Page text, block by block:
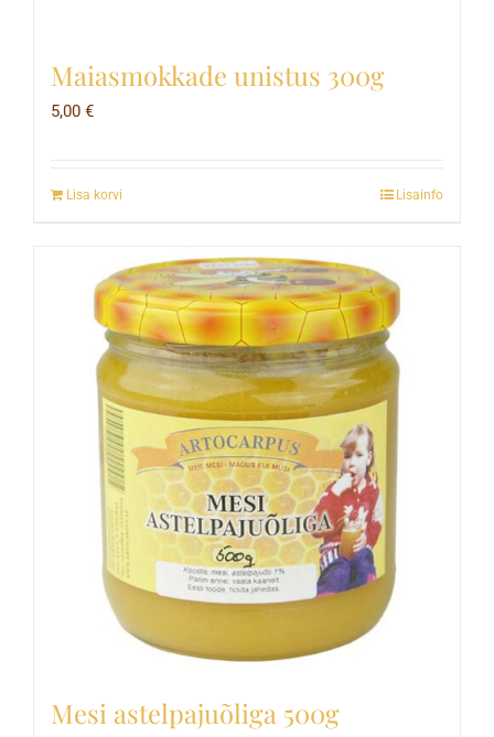
Maiasmokkade unistus 300g
5,00 €
Lisa korvi Lisainfo
Mesi astelpajuõliga 500g